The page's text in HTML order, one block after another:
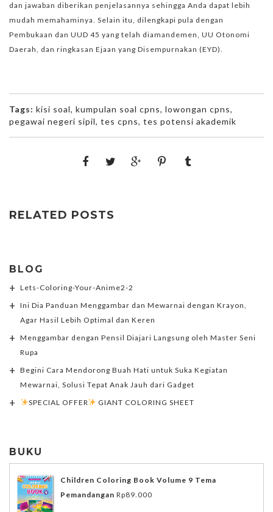
dan jawaban diberikan penjelasannya sehingga Anda dapat lebih
mudah memahaminya. Selain itu, dilengkapi pula dengan
Pembukaan dan UUD 45 yang telah diamandemen, UU Otonomi
Daerah, dan ringkasan Ejaan yang Disempurnakan (EYD).
Tags: kisi soal, kumpulan soal cpns, lowongan cpns,
pegawai negeri sipil, tes cpns, tes potensi akademik
RELATED POSTS
BLOG
Lets-Coloring-Your-Anime2-2
Ini Dia Panduan Menggambar dan Mewarnai dengan Krayon,
Agar Hasil Lebih Optimal dan Keren
Menggambar dengan Pensil Diajari Langsung oleh Master Seni
Rupa
Begini Cara Mendorong Buah Hati untuk Suka Kegiatan
Mewarnai, Solusi Tepat Anak Jauh dari Gadget
SPECIAL OFFER
GIANT COLORING SHEET
BUKU
Children Coloring Book Volume 9 Tema
Pemandangan Rp89.000